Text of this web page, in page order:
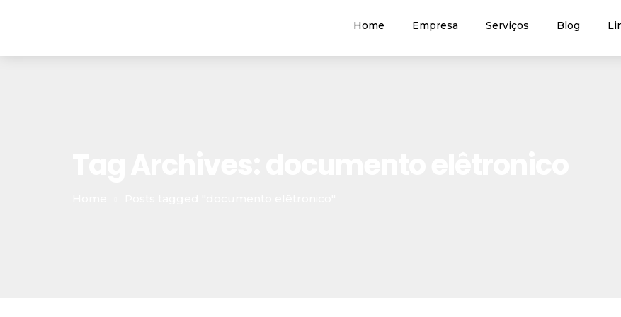
Home Empresa Serviços Blog